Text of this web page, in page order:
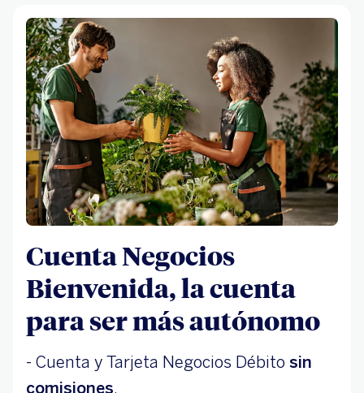
Cuenta Negocios
Bienvenida, la cuenta
para ser más autónomo
- Cuenta y Tarjeta Negocios Débito sin
comisiones.